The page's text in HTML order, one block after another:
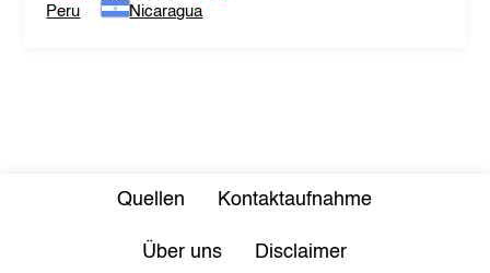
Peru
Nicaragua
Quellen Kontaktaufnahme
Über uns Disclaimer